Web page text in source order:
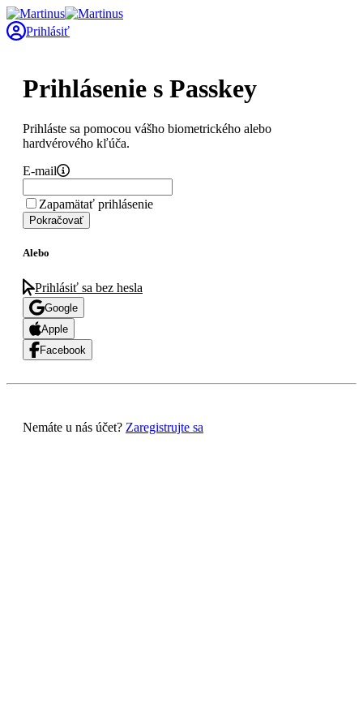
Prihlásiť
Prihlásenie s Passkey
Prihláste sa pomocou vášho biometrického alebo
hardvérového kľúča.
E-mail
Zapamätať prihlásenie
Pokračovať
Alebo
Prihlásiť sa bez hesla
Google
Apple
Facebook
Nemáte u nás účet? Zaregistrujte sa